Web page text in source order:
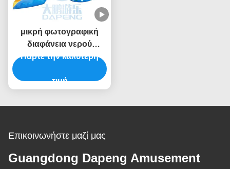
μικρή φωτογραφική
διαφάνεια νερού
μανιταριών
φωτογραφικών
παφλασμών ύψους
Πάρτε την καλύτερη
τιμή
Επικοινωνήστε μαζί μας
Guangdong Dapeng Amusement